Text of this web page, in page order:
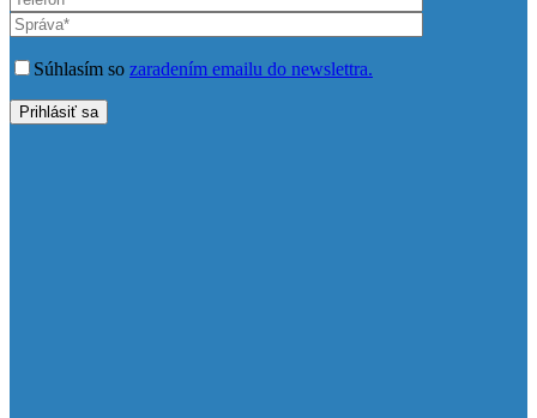
Súhlasím so zaradením emailu do newslettra.